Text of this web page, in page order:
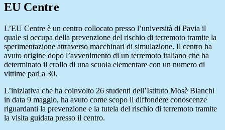
EU Centre
L’EU Centre è un centro collocato presso l’università di Pavia il
quale si occupa della prevenzione del rischio di terremoto tramite la
sperimentazione attraverso macchinari di simulazione. Il centro ha
avuto origine dopo l’avvenimento di un terremoto italiano che ha
determinato il crollo di una scuola elementare con un numero di
vittime pari a 30.
L’iniziativa che ha coinvolto 26 studenti dell’Istituto Mosè Bianchi
in data 9 maggio, ha avuto come scopo il diffondere conoscenze
riguardanti la prevenzione e la tutela del rischio di terremoto tramite
la visita guidata presso il centro.